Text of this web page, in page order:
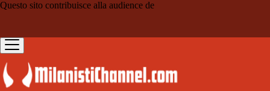
Questo sito contribuisce alla audience de